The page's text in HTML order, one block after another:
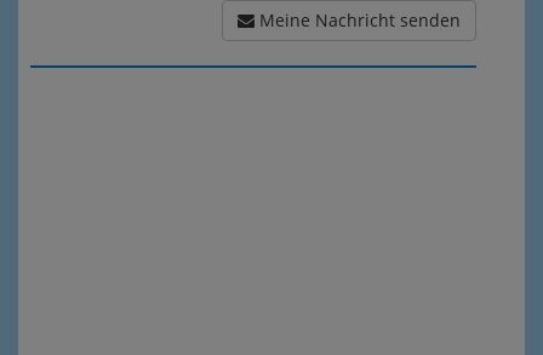
Meine Nachricht senden